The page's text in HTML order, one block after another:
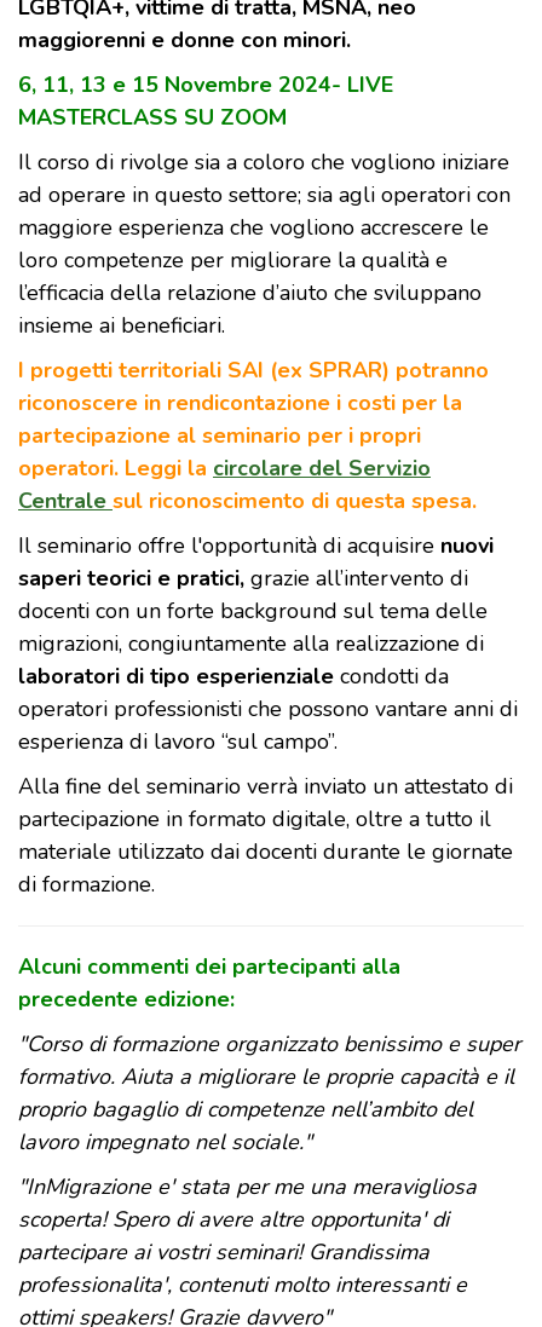
LGBTQIA+, vittime di tratta, MSNA, neo
maggiorenni e donne con minori.
6, 11, 13 e 15 Novembre 2024- LIVE
MASTERCLASS SU ZOOM
Il corso di rivolge sia a coloro che vogliono iniziare
ad operare in questo settore; sia agli operatori con
maggiore esperienza che vogliono accrescere le
loro competenze per migliorare la qualità e
l’efficacia della relazione d’aiuto che sviluppano
insieme ai beneficiari.
I progetti territoriali SAI (ex SPRAR) potranno
riconoscere in rendicontazione i costi per la
partecipazione al seminario per i propri
operatori. Leggi la circolare del Servizio
Centrale sul riconoscimento di questa spesa.
Il seminario offre l'opportunità di acquisire nuovi
saperi teorici e pratici, grazie all’intervento di
docenti con un forte background sul tema delle
migrazioni, congiuntamente alla realizzazione di
laboratori di tipo esperienziale condotti da
operatori professionisti che possono vantare anni di
esperienza di lavoro “sul campo”.
Alla fine del seminario verrà inviato un attestato di
partecipazione in formato digitale, oltre a tutto il
materiale utilizzato dai docenti durante le giornate
di formazione.
Alcuni commenti dei partecipanti alla
precedente edizione:
"Corso di formazione organizzato benissimo e super
formativo. Aiuta a migliorare le proprie capacità e il
proprio bagaglio di competenze nell’ambito del
lavoro impegnato nel sociale."
"InMigrazione e' stata per me una meravigliosa
scoperta! Spero di avere altre opportunita' di
partecipare ai vostri seminari! Grandissima
professionalita', contenuti molto interessanti e
ottimi speakers! Grazie davvero"